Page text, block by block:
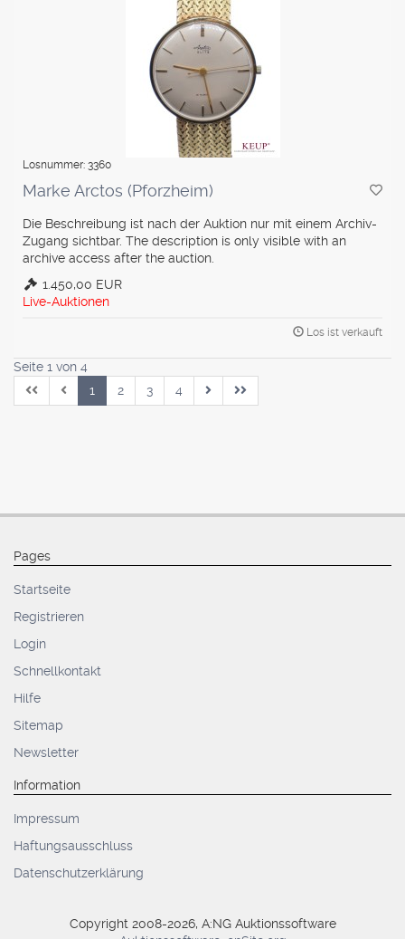
Losnummer: 3360
Marke Arctos (Pforzheim)
Die Beschreibung ist nach der Auktion nur mit einem Archiv-
Zugang sichtbar. The description is only visible with an
archive access after the auction.
1.450,00 EUR
Live-Auktionen
Los ist verkauft
Seite 1 von 4
1
2 3 4
Pages
Startseite
Registrieren
Login
Schnellkontakt
Hilfe
Sitemap
Newsletter
Information
Impressum
Haftungsausschluss
Datenschutzerklärung
Copyright 2008-2026, A:NG Auktionssoftware